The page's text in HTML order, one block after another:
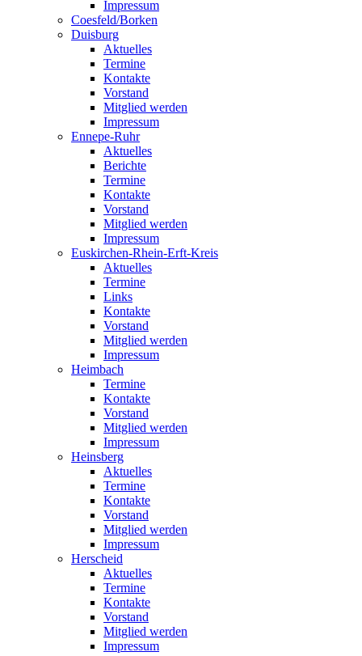
Impressum
Coesfeld/Borken
Duisburg
Aktuelles
Termine
Kontakte
Vorstand
Mitglied werden
Impressum
Ennepe-Ruhr
Aktuelles
Berichte
Termine
Kontakte
Vorstand
Mitglied werden
Impressum
Euskirchen-Rhein-Erft-Kreis
Aktuelles
Termine
Links
Kontakte
Vorstand
Mitglied werden
Impressum
Heimbach
Termine
Kontakte
Vorstand
Mitglied werden
Impressum
Heinsberg
Aktuelles
Termine
Kontakte
Vorstand
Mitglied werden
Impressum
Herscheid
Aktuelles
Termine
Kontakte
Vorstand
Mitglied werden
Impressum